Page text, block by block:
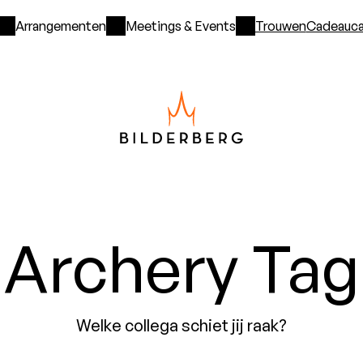
Arrangementen Meetings & Events Trouwen
Archery Tag
Welke collega schiet jij raak?